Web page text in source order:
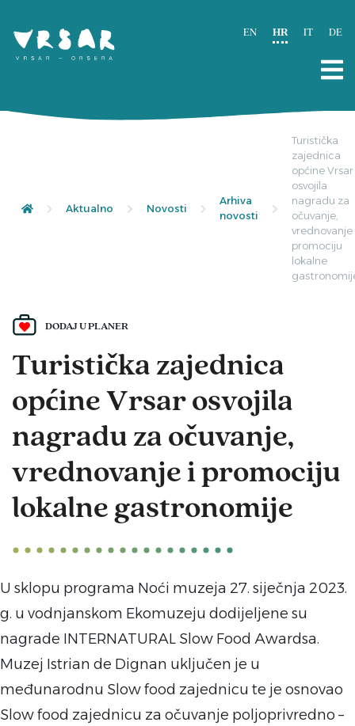
EN HR IT DE
Aktualno Novosti
Arhiva
novosti
Turistička
zajednica
općine Vrsar
osvojila
nagradu za
očuvanje,
vrednovanje
promociju
lokalne
DODAJ U PLANER
Turistička zajednica
općine Vrsar osvojila
nagradu za očuvanje,
vrednovanje i promociju
lokalne gastronomije
U sklopu programa Noći muzeja 27. siječnja 2023.
g. u vodnjanskom Ekomuzeju dodijeljene su
nagrade INTERNATURAL Slow Food Awardsa.
Muzej Istrian de Dignan uključen je u
međunarodnu Slow food zajednicu te je osnovao
Slow food zajednicu za očuvanje poljoprivredno –